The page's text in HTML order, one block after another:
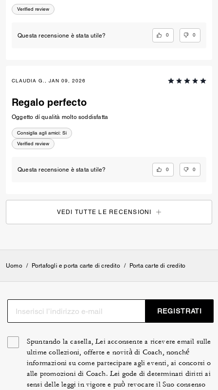
Verified review
Questa recensione è stata utile? 0 0
CLAUDIA G., JAN 09, 2026
Regalo perfecto
Oggetto dí qualità molto soddisfatta
Consiglia agli amici: Si
Verified review
Questa recensione è stata utile? 0 0
VEDI TUTTE LE RECENSIONI
Uomo / Portafogli e porta carte di credito / Porta carte di credito
REGISTRATI
Spuntando la casella, Lei acconsente a ricevere email sulle
ultime collezioni, offerte e novità di Coach, nonché
informazioni su come partecipare agli eventi, ai concorsi o
alle promozioni di Coach. Lei gode di determinati diritti ai
sensi delle leggi in vigore e può revocare il Suo consenso